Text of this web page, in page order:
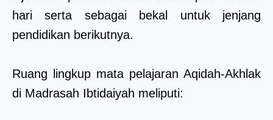
hari serta sebagai bekal untuk jenjang
pendidikan berikutnya.
Ruang lingkup mata pelajaran Aqidah-Akhlak
di Madrasah Ibtidaiyah meliputi: